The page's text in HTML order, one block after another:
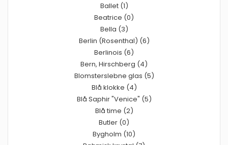
Ballet (1)
Beatrice (0)
Bella (3)
Berlin (Rosenthal) (6)
Berlinois (6)
Bern, Hirschberg (4)
Blomsterslebne glas (5)
Blå klokke (4)
Blå Saphir "Venice" (5)
Blå time (2)
Butler (0)
Bygholm (10)